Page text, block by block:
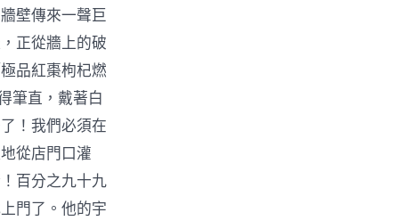
壁傳來一聲巨
正從牆上的破
品紅棗枸杞燃
筆直，戴著白
！我們必須在
從店門口灌
百分之九十九
門了。他的宇